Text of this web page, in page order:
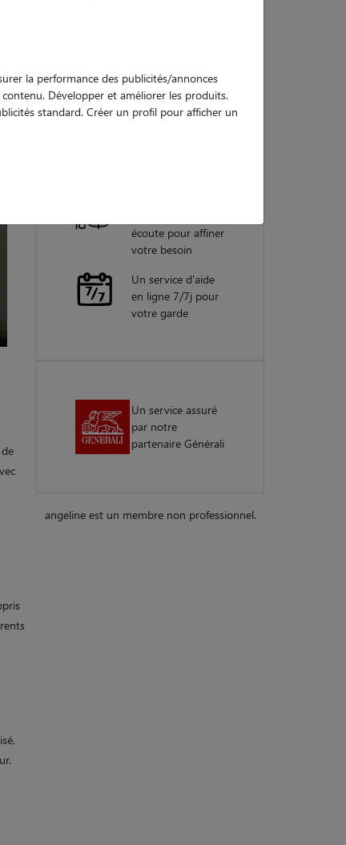
garanties
écoute pour affiner
votre besoin
Un service d'aide
en ligne 7/7j pour
votre garde
Un service assuré
par notre
partenaire Générali
angeline est un membre non professionnel.
la performance des publicités/annonces
Développer et améliorer les produits.
standard. Créer un profil pour afficher un